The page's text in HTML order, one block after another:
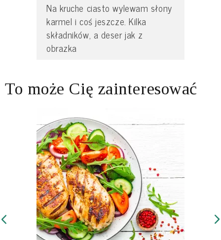
Na kruche ciasto wylewam słony
karmel i coś jeszcze. Kilka
składników, a deser jak z
obrazka
To może Cię zainteresować